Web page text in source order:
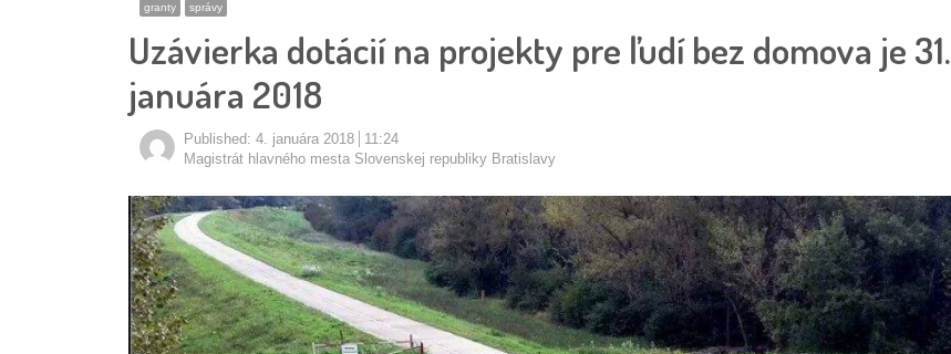
granty správy
Uzávierka dotácií na projekty pre ľudí bez domova je 31.
januára 2018
Published: 4. januára 2018
11:24
Autor/ka
Magistrát hlavného mesta Slovenskej republiky Bratislavy